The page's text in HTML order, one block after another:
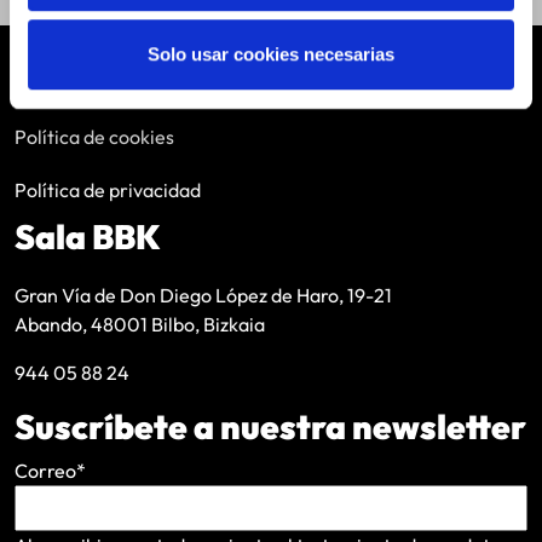
Solo usar cookies necesarias
Aviso legal
Política de cookies
Política de privacidad
Sala BBK
Gran Vía de Don Diego López de Haro, 19-21
Abando, 48001 Bilbo, Bizkaia
944 05 88 24
Suscríbete a nuestra newsletter
Correo*